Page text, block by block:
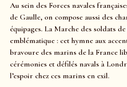
Au sein des Forces navales
de Gaulle, on compose aussi des
équipages. La Marche des soldats
emblématique : cet hymne aux
bravoure des marins de la France
cérémonies et défilés navals à
l’espoir chez ces marins en exil.